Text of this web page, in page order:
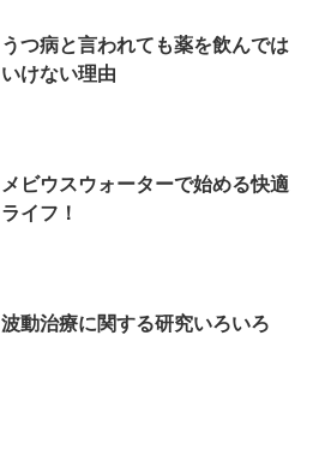
うつ病と言われても薬を飲んでは
いけない理由
メビウスウォーターで始める快適
ライフ！
波動治療に関する研究いろいろ